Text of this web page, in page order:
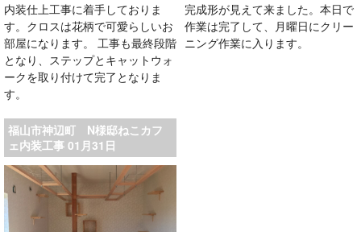
内装仕上工事に着手しておりま
す。クロスは花柄で可愛らしいお
部屋になります。 工事も最終段階
となり、ステップとキャットウォ
ークを取り付けて完了となりま
す。
完成形が見えて来ました。本日で
作業は完了して、月曜日にクリー
ニング作業に入ります。
福山市神辺町 N様邸ねこカフ
ェ内装工事 01月31日